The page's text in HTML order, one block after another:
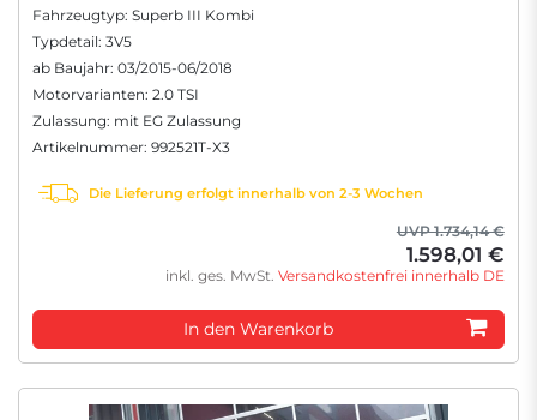
Fahrzeugtyp: Superb III Kombi
Typdetail: 3V5
ab Baujahr: 03/2015-06/2018
Motorvarianten: 2.0 TSI
Zulassung: mit EG Zulassung
Artikelnummer: 992521T-X3
Die Lieferung erfolgt innerhalb von 2-3 Wochen
UVP 1.734,14 €
1.598,01 €
inkl. ges. MwSt. Versandkostenfrei innerhalb DE
In den Warenkorb